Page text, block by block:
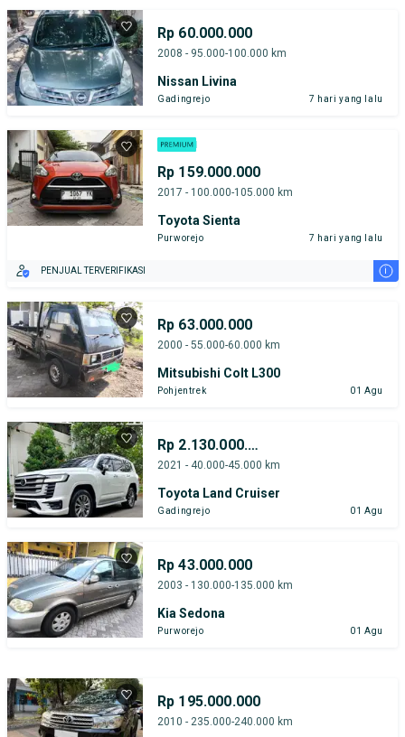
PENJUAL TERVERIFIKASI
Rp 60.000.000
2008 - 95.000-100.000 km
Nissan Livina
Gadingrejo 7 hari yang lalu
Rp 159.000.000
2017 - 100.000-105.000 km
Toyota Sienta
Purworejo 7 hari yang lalu
PENJUAL TERVERIFIKASI i
Rp 63.000.000
2000 - 55.000-60.000 km
Mitsubishi Colt L300
Pohjentrek 01 Agu
Rp 2.130.000.000
2021 - 40.000-45.000 km
Toyota Land Cruiser
Gadingrejo 01 Agu
Rp 43.000.000
2003 - 130.000-135.000 km
Kia Sedona
Purworejo 01 Agu
Rp 195.000.000
2010 - 235.000-240.000 km